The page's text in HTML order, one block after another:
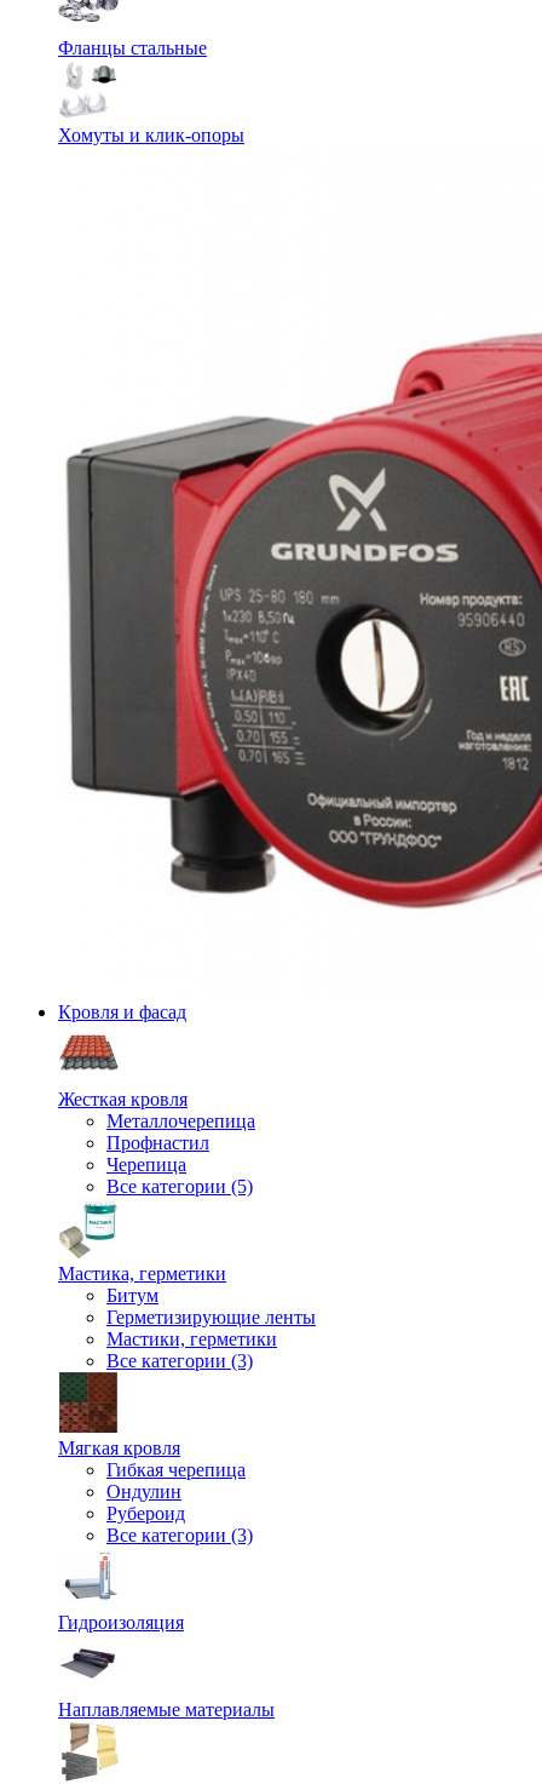
Фланцы стальные
Хомуты и клик-опоры
Кровля и фасад
Жесткая кровля
Металлочерепица
Профнастил
Черепица
Все категории (5)
Мастика, герметики
Битум
Герметизирующие ленты
Мастики, герметики
Все категории (3)
Мягкая кровля
Гибкая черепица
Ондулин
Рубероид
Все категории (3)
Гидроизоляция
Наплавляемые материалы